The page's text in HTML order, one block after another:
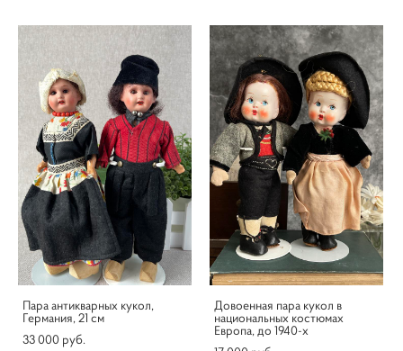
Пара антикварных кукол,
Германия, 21 см
33 000 pуб.
Довоенная пара кукол в
национальных костюмах
Европа, до 1940-х